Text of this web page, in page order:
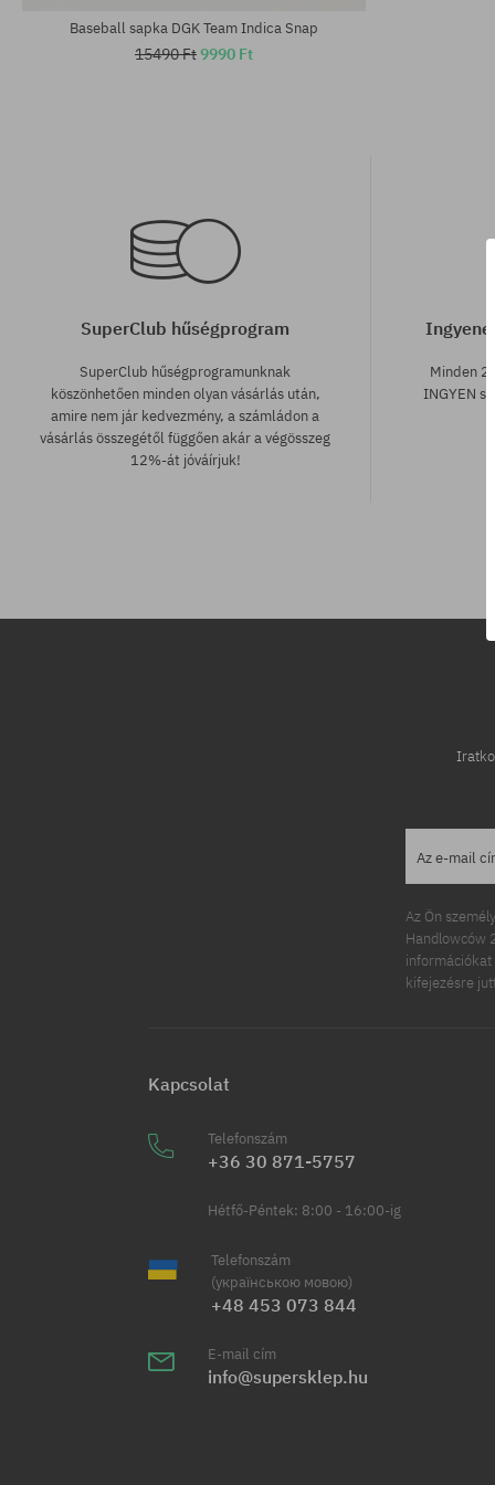
Baseball sapka DGK Team Indica Snap
15490 Ft9990 Ft
SuperClub hűségprogram
SuperClub hűségprogramunknak
köszönhetően minden olyan vásárlás után,
amire nem jár kedvezmény, a számládon a
vásárlás összegétől függően akár a végösszeg
12%-át jóváírjuk!
Minden
INGYEN
Az e-mail
Az Ön
Handlowców
információkat
kifejezésre
Kapcsolat
Telefonszám
+36 30 871-5757
Hétfő-Péntek: 8:00 - 16:00-ig
Telefonszám
(українською мовою)
+48 453 073 844
E-mail cím
info@supersklep.hu